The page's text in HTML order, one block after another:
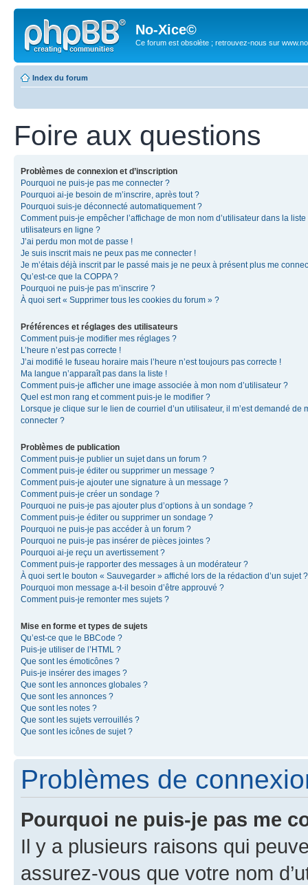
No-Xice©
Ce forum est obsolète ; retrouvez-nous sur
Index du forum
Foire aux questions
Problèmes de connexion et d’inscription
Pourquoi ne puis-je pas me connecter ?
Pourquoi ai-je besoin de m’inscrire, après tout ?
Pourquoi suis-je déconnecté automatiquement ?
Comment puis-je empêcher l’affichage de mon nom d’utilisateur dans la liste
utilisateurs en ligne ?
J’ai perdu mon mot de passe !
Je suis inscrit mais ne peux pas me connecter !
Je m’étais déjà inscrit par le passé mais je ne peux à présent plus me
Qu’est-ce que la COPPA ?
Pourquoi ne puis-je pas m’inscrire ?
À quoi sert « Supprimer tous les cookies du forum » ?
Préférences et réglages des utilisateurs
Comment puis-je modifier mes réglages ?
L’heure n’est pas correcte !
J’ai modifié le fuseau horaire mais l’heure n’est toujours pas correcte !
Ma langue n’apparaît pas dans la liste !
Comment puis-je afficher une image associée à mon nom d’utilisateur ?
Quel est mon rang et comment puis-je le modifier ?
Lorsque je clique sur le lien de courriel d’un utilisateur, il m’est demandé de
connecter ?
Problèmes de publication
Comment puis-je publier un sujet dans un forum ?
Comment puis-je éditer ou supprimer un message ?
Comment puis-je ajouter une signature à un message ?
Comment puis-je créer un sondage ?
Pourquoi ne puis-je pas ajouter plus d’options à un sondage ?
Comment puis-je éditer ou supprimer un sondage ?
Pourquoi ne puis-je pas accéder à un forum ?
Pourquoi ne puis-je pas insérer de pièces jointes ?
Pourquoi ai-je reçu un avertissement ?
Comment puis-je rapporter des messages à un modérateur ?
À quoi sert le bouton « Sauvegarder » affiché lors de la rédaction d’un sujet ?
Pourquoi mon message a-t-il besoin d’être approuvé ?
Comment puis-je remonter mes sujets ?
Mise en forme et types de sujets
Qu’est-ce que le BBCode ?
Puis-je utiliser de l’HTML ?
Que sont les émoticônes ?
Puis-je insérer des images ?
Que sont les annonces globales ?
Que sont les annonces ?
Que sont les notes ?
Que sont les sujets verrouillés ?
Que sont les icônes de sujet ?
Problèmes de
Pourquoi ne puis-je pas me
Il y a plusieurs raisons qui
assurez-vous que votre nom